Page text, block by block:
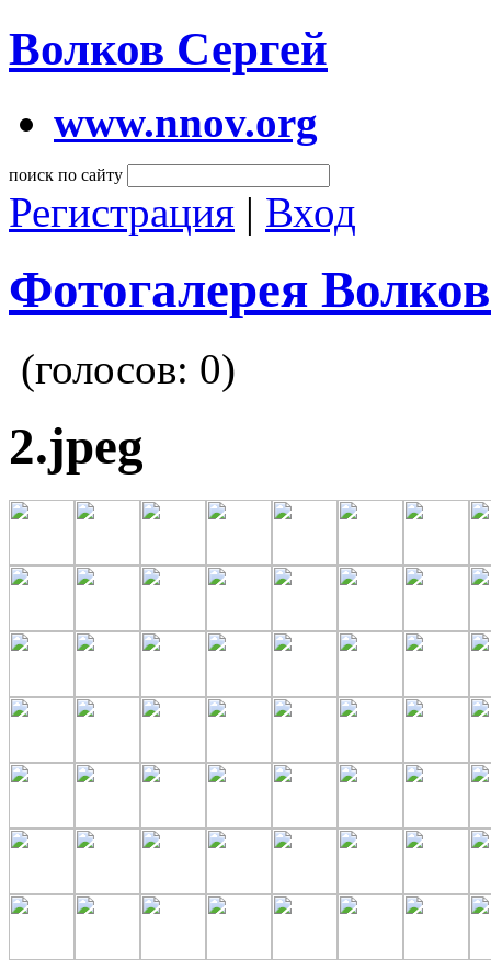
Волков Сергей
www.nnov.org
поиск по сайту
Регистрация | Вход
Фотогалерея
(голосов: 0)
2.jpeg